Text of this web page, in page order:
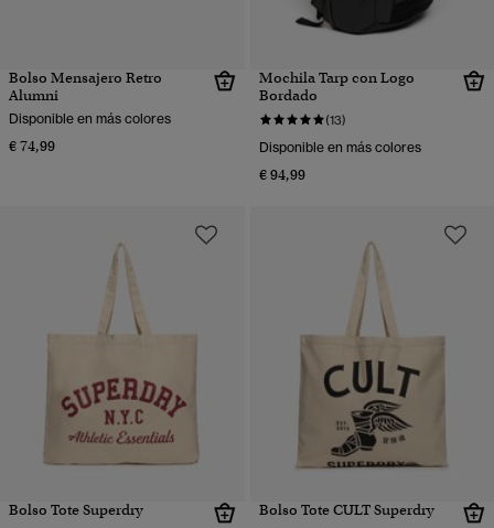
Bolso Mensajero Retro
Alumni
Disponible en más colores
€ 74,99
Mochila Tarp con Logo
Bordado
(13)
Disponible en más colores
€ 94,99
Bolso Tote Superdry Bolso Tote CULT Superdry